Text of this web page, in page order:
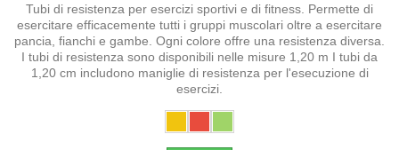
Tubi di resistenza per esercizi sportivi e di fitness. Permette di
esercitare efficacemente tutti i gruppi muscolari oltre a esercitare
pancia, fianchi e gambe. Ogni colore offre una resistenza diversa.
I tubi di resistenza sono disponibili nelle misure 1,20 m I tubi da
1,20 cm includono maniglie di resistenza per l'esecuzione di
esercizi.